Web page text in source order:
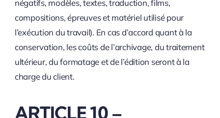
négatifs, modèles, textes, traduction, films,
compositions, épreuves et matériel utilisé pour
l’exécution du travail). En cas d’accord quant à la
conservation, les coûts de l’archivage, du traitement
ultérieur, du formatage et de l’édition seront à la
charge du client.
ARTICLE 10 –